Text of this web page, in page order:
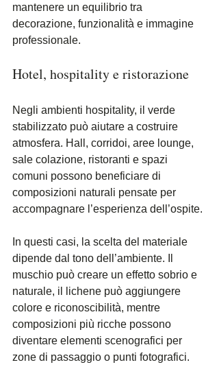
mantenere un equilibrio tra
decorazione, funzionalità e immagine
professionale.
Hotel, hospitality e ristorazione
Negli ambienti hospitality, il verde
stabilizzato può aiutare a costruire
atmosfera. Hall, corridoi, aree lounge,
sale colazione, ristoranti e spazi
comuni possono beneficiare di
composizioni naturali pensate per
accompagnare l’esperienza dell’ospite.
In questi casi, la scelta del materiale
dipende dal tono dell’ambiente. Il
muschio può creare un effetto sobrio e
naturale, il lichene può aggiungere
colore e riconoscibilità, mentre
composizioni più ricche possono
diventare elementi scenografici per
zone di passaggio o punti fotografici.